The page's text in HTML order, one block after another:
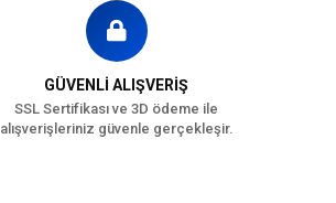
GÜVENLİ ALIŞVERİŞ
SSL Sertifikası ve 3D ödeme ile
alışverişleriniz güvenle gerçekleşir.